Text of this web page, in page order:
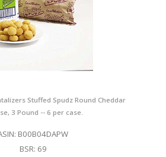
Stuffed Spudz Round Cheddar
3 Pound -- 6 per case.
B00B04DAPW
BSR: 69